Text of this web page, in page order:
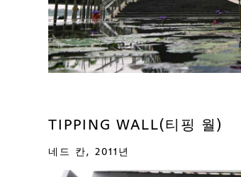
TIPPING WALL(티핑 월)
네드 칸, 2011년